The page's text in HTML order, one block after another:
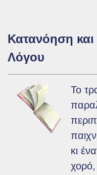
Κατανόηση
Λόγου
Το
κι
χορό,